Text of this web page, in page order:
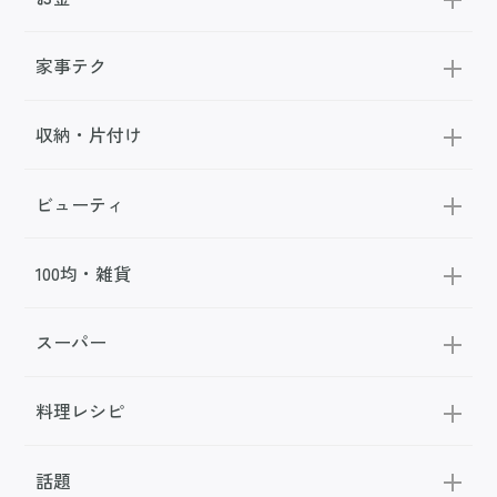
家事テク
収納・片付け
ビューティ
100均・雑貨
スーパー
料理レシピ
話題